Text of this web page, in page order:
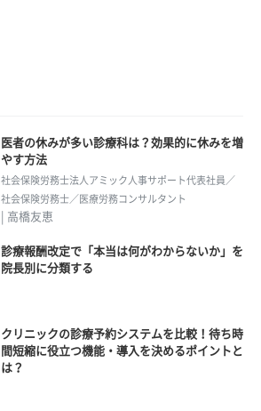
医者の休みが多い診療科は？効果的に休みを増
やす方法
社会保険労務士法人アミック人事サポート代表社員／
社会保険労務士／医療労務コンサルタント
| 高橋友恵
診療報酬改定で「本当は何がわからないか」を
院長別に分類する
クリニックの診療予約システムを比較！待ち時
間短縮に役立つ機能・導入を決めるポイントと
は？